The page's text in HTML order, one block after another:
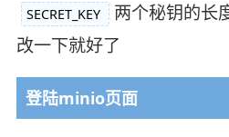
SECRET_KEY
两个秘钥的长
改一下就好了
登陆minio页面